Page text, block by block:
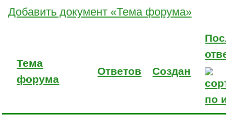
Добавить документ «Тема форума»
Тема
форума
Ответов Создан